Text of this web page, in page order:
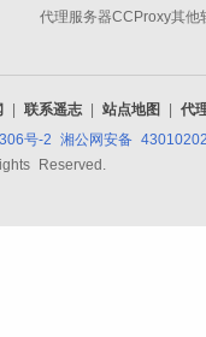
代理服务器CCProxy其他
联系遥志 站点地图
代
号-2 湘公网安备
Reserved.